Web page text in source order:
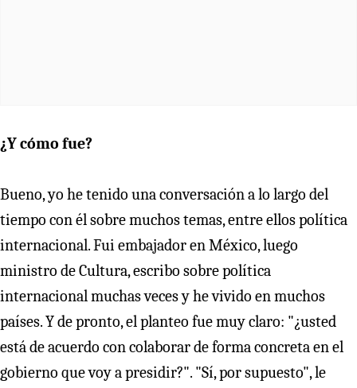
¿Y cómo fue?
Bueno, yo he tenido una conversación a lo largo del
tiempo con él sobre muchos temas, entre ellos política
internacional. Fui embajador en México, luego
ministro de Cultura, escribo sobre política
internacional muchas veces y he vivido en muchos
países. Y de pronto, el planteo fue muy claro: "¿usted
está de acuerdo con colaborar de forma concreta en el
gobierno que voy a presidir?". "Sí, por supuesto", le